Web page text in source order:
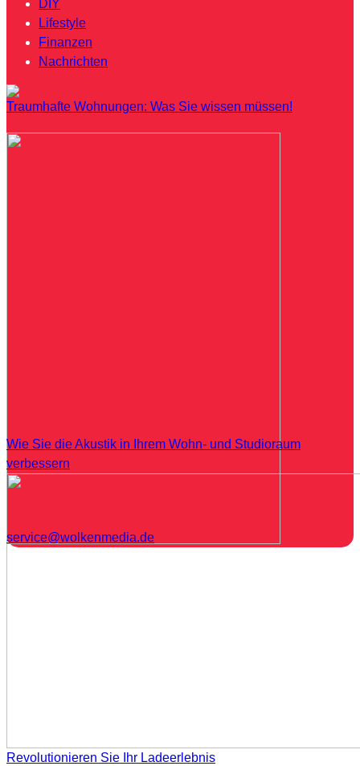
DIY
Lifestyle
Finanzen
Nachrichten
Traumhafte Wohnungen: Was Sie wissen müssen!
Wie Sie die Akustik in Ihrem Wohn- und Studioraum
verbessern
Revolutionieren Sie Ihr Ladeerlebnis
service@wolkenmedia.de